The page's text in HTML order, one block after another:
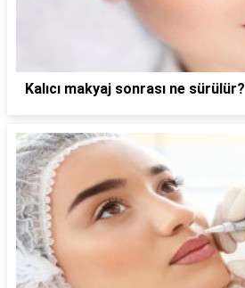
Kalıcı makyaj sonrası ne sürülür?